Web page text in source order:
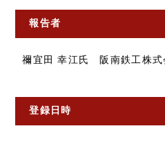
報告者
禰宜田 幸江氏 阪南鉄工株
登録日時